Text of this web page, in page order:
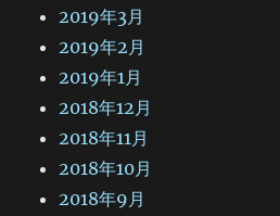
2019年3月
2019年2月
2019年1月
2018年12月
2018年11月
2018年10月
2018年9月